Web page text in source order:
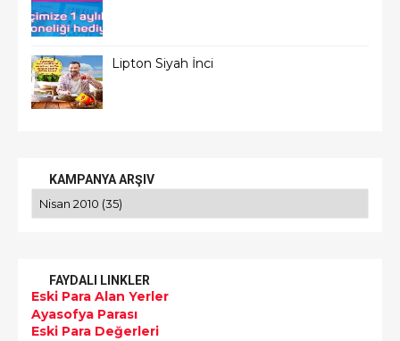
Lipton Siyah İnci
KAMPANYA ARŞIV
FAYDALI LINKLER
Eski Para Alan Yerler
Ayasofya Parası
Eski Para Değerleri